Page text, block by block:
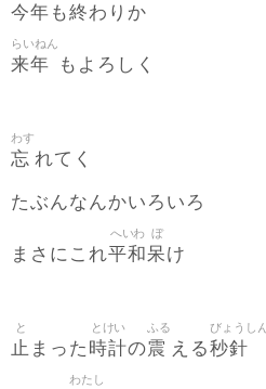
今年 も終わりか
来年
らいねん
もよろしく
忘
わす
れてく
たぶんなんかいろいろ
まさにこれ平和
へいわ
呆
ぼ
け
止
と
まった 時計
とけい
の震
ふる
える秒針
びょうしん
わたし